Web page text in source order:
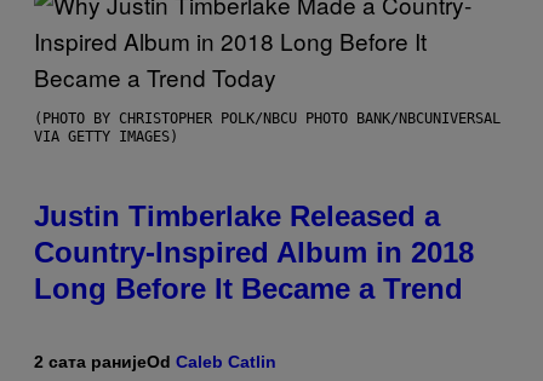
(PHOTO BY CHRISTOPHER POLK/NBCU PHOTO BANK/NBCUNIVERSAL
VIA GETTY IMAGES)
Justin Timberlake Released a
Country-Inspired Album in 2018
Long Before It Became a Trend
2 сата ранијеOd Caleb Catlin